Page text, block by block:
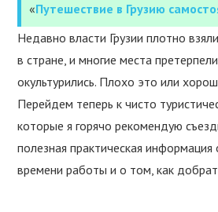
«Путешествие в Грузию
Недавно власти Грузии плотно
в стране, и многие места
окультурились. Плохо это или
Перейдем теперь к чисто
которые я горячо рекомендую
полезная практическая информация
времени работы и о том, как